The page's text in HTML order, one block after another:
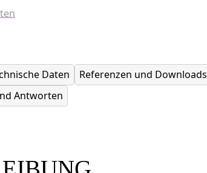
Daten Referenzen und Downloads
Antworten